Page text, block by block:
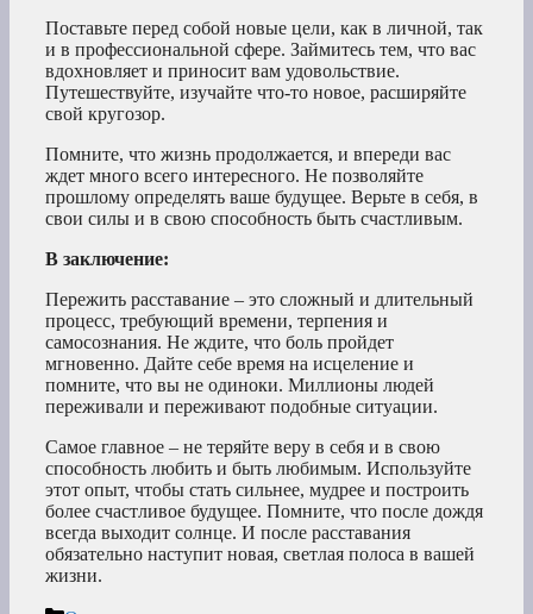
Поставьте перед собой новые цели, как в личной, так
и в профессиональной сфере. Займитесь тем, что вас
вдохновляет и приносит вам удовольствие.
Путешествуйте, изучайте что-то новое, расширяйте
свой кругозор.
Помните, что жизнь продолжается, и впереди вас
ждет много всего интересного. Не позволяйте
прошлому определять ваше будущее. Верьте в себя, в
свои силы и в свою способность быть счастливым.
В заключение:
Пережить расставание – это сложный и длительный
процесс, требующий времени, терпения и
самосознания. Не ждите, что боль пройдет
мгновенно. Дайте себе время на исцеление и
помните, что вы не одиноки. Миллионы людей
переживали и переживают подобные ситуации.
Самое главное – не теряйте веру в себя и в свою
способность любить и быть любимым. Используйте
этот опыт, чтобы стать сильнее, мудрее и построить
более счастливое будущее. Помните, что после дождя
всегда выходит солнце. И после расставания
обязательно наступит новая, светлая полоса в вашей
жизни.